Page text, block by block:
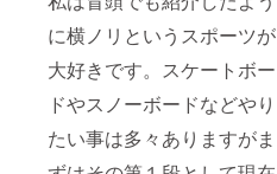
に横ノリというスポーツが
大好きです。スケートボー
ドやスノーボードなどやり
たい事は多々ありますがま